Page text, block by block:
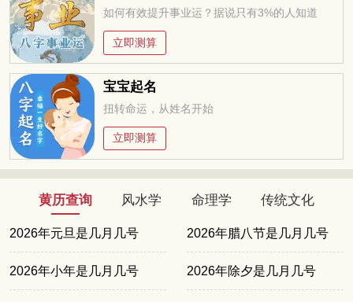
如何有效提升事业运？据说只有3%的人知道
立即测算
宝宝起名
扭转命运，从姓名开始
立即测算
黄历查询 风水学 命理学 传统文化
2026年元旦是几月几号 2026年腊八节是几月几号
2026年小年是几月几号 2026年除夕是几月几号